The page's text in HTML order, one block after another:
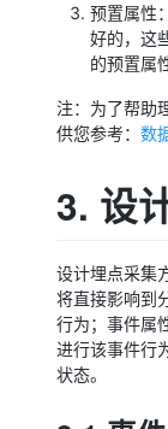
预置属性
好的，这
的预置属
注：为了帮助
供您参考：数
3. 设
设计埋点采集
将直接影响到
行为；事件属
进行该事件行
状态。